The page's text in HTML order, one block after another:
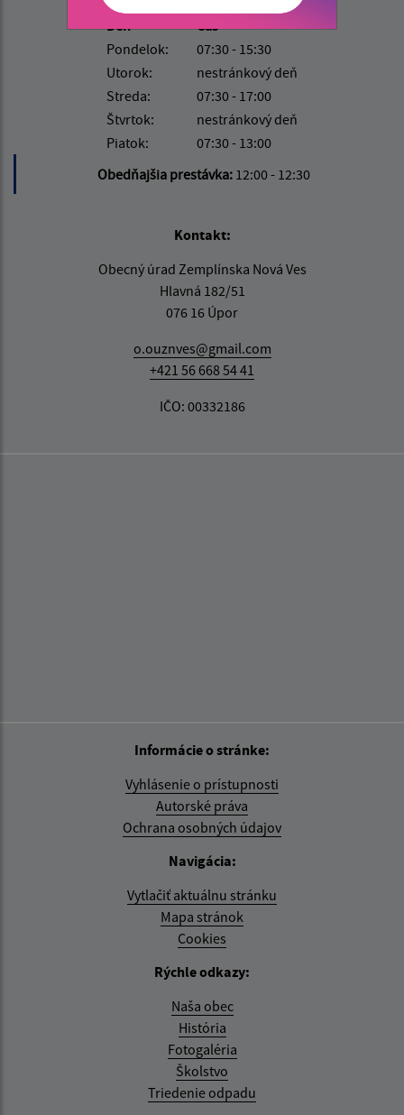
Deň
Čas
Pondelok:
07:30 - 15:30
Utorok:
nestránkový deň
Streda:
07:30 - 17:00
Štvrtok:
nestránkový deň
Piatok:
07:30 - 13:00
Obedňajšia prestávka: 12:00 - 12:30
Kontakt:
Obecný úrad Zemplínska Nová Ves
Hlavná 182/51
076 16 Úpor
o.ouznves@gmail.com
+421 56 668 54 41
IČO: 00332186
Informácie o stránke:
Vyhlásenie o prístupnosti
Autorské práva
Ochrana osobných údajov
Navigácia:
Vytlačiť aktuálnu stránku
Mapa stránok
Cookies
Rýchle odkazy:
Naša obec
História
Fotogaléria
Školstvo
Triedenie odpadu